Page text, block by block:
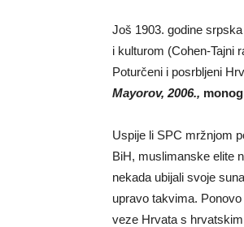
Još 1903. godine
i kulturom (Cohen-Tajni
Poturčeni i posrbljeni
Mayorov, 2006.,
Uspije li SPC mržnjom
BiH, muslimanske elite
nekada ubijali svoje
upravo takvima.
veze Hrvata s